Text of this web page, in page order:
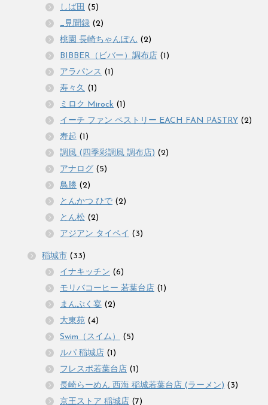
しば田 (5)
_見聞録 (2)
桃園 長崎ちゃんぽん (2)
BIBBER（ビバー）調布店 (1)
アラパンス (1)
寿々久 (1)
ミロク Mirock (1)
イーチ ファン ペストリー EACH FAN PASTRY (2)
寿起 (1)
調風 (四季彩調風 調布店) (2)
アナログ (5)
鳥勝 (2)
とんかつ ひで (2)
とん松 (2)
アジアン タイペイ (3)
稲城市 (33)
イナキッチン (6)
モリバコーヒー 若葉台店 (1)
まんぷく宴 (2)
大東苑 (4)
Swim（スイム）
(5)
ルパ 稲城店 (1)
フレスポ若葉台店 (1)
長崎らーめん 西海 稲城若葉台店 (ラーメン) (3)
京王ストア 稲城店 (7)